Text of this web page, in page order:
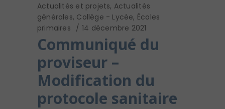
Actualités et projets, Actualités
générales, Collège - Lycée, Écoles
primaires
14 décembre 2021
Communiqué du
proviseur –
Modification du
protocole sanitaire